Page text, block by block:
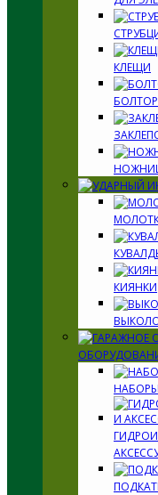
КЛЕЩИ
КИЯНКИ